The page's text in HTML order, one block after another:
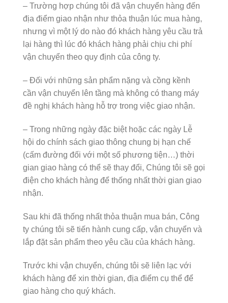
– Trường hợp chúng tôi đã vận chuyển hàng đến
địa điểm giao nhận như thỏa thuận lúc mua hàng,
nhưng vì một lý do nào đó khách hàng yêu cầu trả
lại hàng thì lúc đó khách hàng phải chịu chi phí
vận chuyển theo quy định của công ty.
– Đối với những sản phẩm nặng và cồng kềnh
cần vận chuyển lên tầng mà không có thang máy
đề nghị khách hàng hỗ trợ trong việc giao nhận.
– Trong những ngày đặc biệt hoặc các ngày Lễ
hội do chính sách giao thông chung bị hạn chế
(cấm đường đối với một số phương tiện…) thời
gian giao hàng có thể sẽ thay đổi, Chúng tôi sẽ gọi
điện cho khách hàng để thống nhất thời gian giao
nhận.
Sau khi đã thống nhất thỏa thuận mua bán, Công
ty chúng tôi sẽ tiến hành cung cấp, vận chuyển và
lắp đặt sản phẩm theo yêu cầu của khách hàng.
Trước khi vận chuyển, chúng tôi sẽ liên lạc với
khách hàng để xin thời gian, địa điểm cụ thể để
giao hàng cho quý khách.